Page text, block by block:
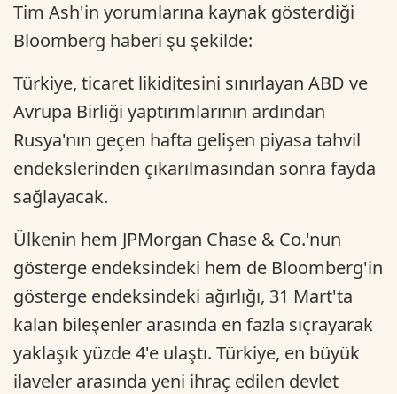
Tim Ash'in yorumlarına kaynak gösterdiği
Bloomberg haberi şu şekilde:
Türkiye, ticaret likiditesini sınırlayan ABD ve
Avrupa Birliği yaptırımlarının ardından
Rusya'nın geçen hafta gelişen piyasa tahvil
endekslerinden çıkarılmasından sonra fayda
sağlayacak.
Ülkenin hem JPMorgan Chase & Co.'nun
gösterge endeksindeki hem de Bloomberg'in
gösterge endeksindeki ağırlığı, 31 Mart'ta
kalan bileşenler arasında en fazla sıçrayarak
yaklaşık yüzde 4'e ulaştı. Türkiye, en büyük
ilaveler arasında yeni ihraç edilen devlet